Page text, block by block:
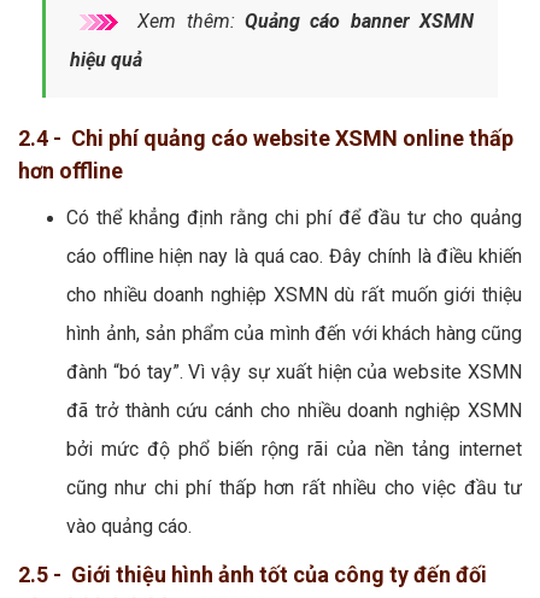
Xem thêm: Quảng cáo banner XSMN
hiệu quả
2.4 - Chi phí quảng cáo website XSMN online thấp
hơn offline
Có thể khẳng định rằng chi phí để đầu tư cho quảng
cáo offline hiện nay là quá cao. Đây chính là điều khiến
cho nhiều doanh nghiệp XSMN dù rất muốn giới thiệu
hình ảnh, sản phẩm của mình đến với khách hàng cũng
đành “bó tay”. Vì vậy sự xuất hiện của website XSMN
đã trở thành cứu cánh cho nhiều doanh nghiệp XSMN
bởi mức độ phổ biến rộng rãi của nền tảng internet
cũng như chi phí thấp hơn rất nhiều cho việc đầu tư
vào quảng cáo.
2.5 - Giới thiệu hình ảnh tốt của công ty đến đối